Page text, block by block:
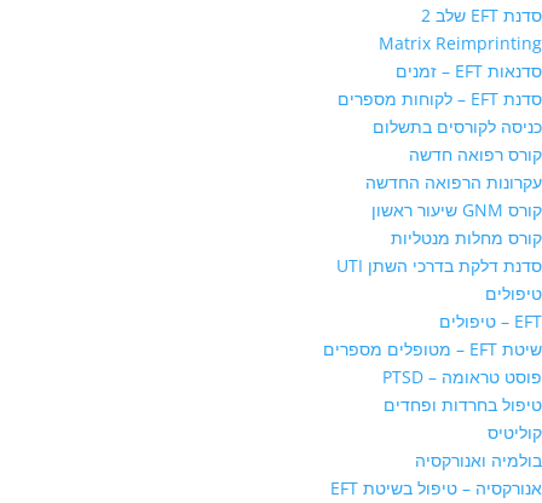
סדנת EFT שלב 2
Matrix Reimprinting
סדנאות EFT – זמנים
סדנת EFT – לקוחות מספרים
כניסה לקורסים בתשלום
קורס רפואה חדשה
עקרונות הרפואה החדשה
קורס GNM שיעור ראשון
קורס מחלות מנטליות
סדנת דלקת בדרכי השתן UTI
טיפולים
EFT – טיפולים
שיטת EFT – מטופלים מספרים
פוסט טראומה – PTSD
טיפול בחרדות ופחדים
קוליטיס
בולמיה ואנורקסיה
אנורקסיה – טיפול בשיטת EFT